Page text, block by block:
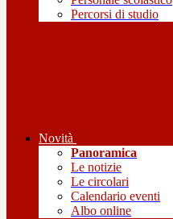
Percorsi di studio
Novità
Panoramica
Le notizie
Le circolari
Calendario eventi
Albo online